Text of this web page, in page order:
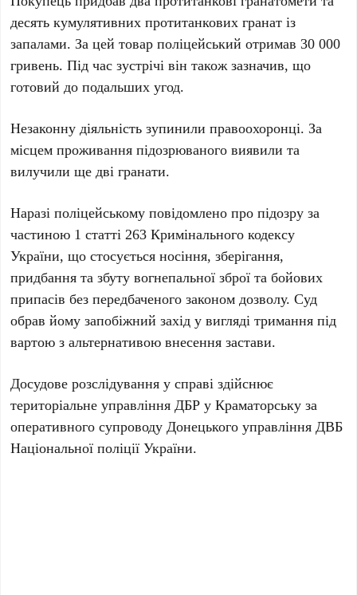
десять кумулятивних протитанкових гранат із
запалами. За цей товар поліцейський отримав30 000
гривень. Під час зустрічі він також зазначив, що
готовий до подальших угод.
Незаконну діяльність зупинили правоохоронці. За
місцем проживання підозрюваного виявили та
вилучили ще дві гранати.
Наразіполіцейському повідомлено про підозру за
частиною 1 статті 263 Кримінального кодексу
України, що стосується носіння, зберігання,
придбання та збуту вогнепальної зброї та бойових
припасів без передбаченого законом дозволу. Суд
обрав йому запобіжний захід у вигляді тримання під
вартою з альтернативою внесення застави.
Досудове розслідування у справі здійснює
територіальне управління ДБР у Краматорську за
оперативного супроводуДонецького управління ДВБ
Національної поліції України.